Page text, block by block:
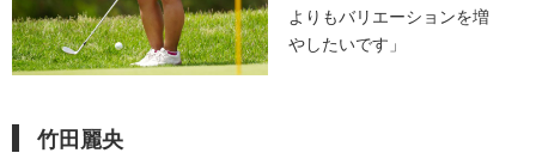
よりもバリエーションを増
やしたいです」
竹田麗央